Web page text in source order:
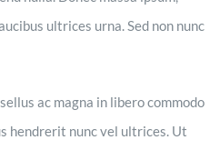
ultrices urna. Sed non nunc
ac magna in libero commodo
hendrerit nunc vel ultrices. Ut